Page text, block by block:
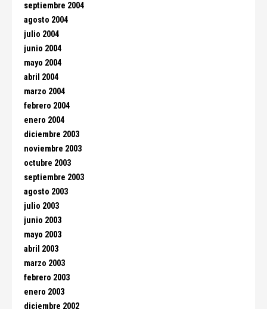
septiembre 2004
agosto 2004
julio 2004
junio 2004
mayo 2004
abril 2004
marzo 2004
febrero 2004
enero 2004
diciembre 2003
noviembre 2003
octubre 2003
septiembre 2003
agosto 2003
julio 2003
junio 2003
mayo 2003
abril 2003
marzo 2003
febrero 2003
enero 2003
diciembre 2002